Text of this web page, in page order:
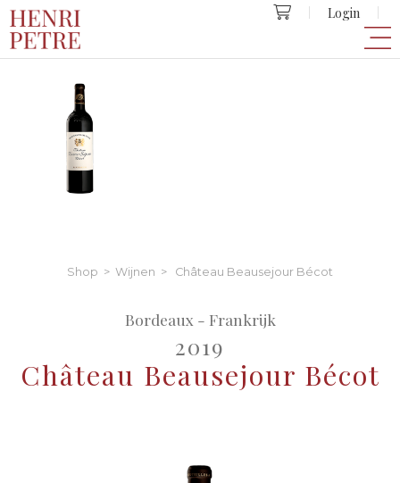
Login
Shop > Wijnen > Château Beausejour Bécot
Bordeaux - Frankrijk
2019
Château Beausejour Bécot